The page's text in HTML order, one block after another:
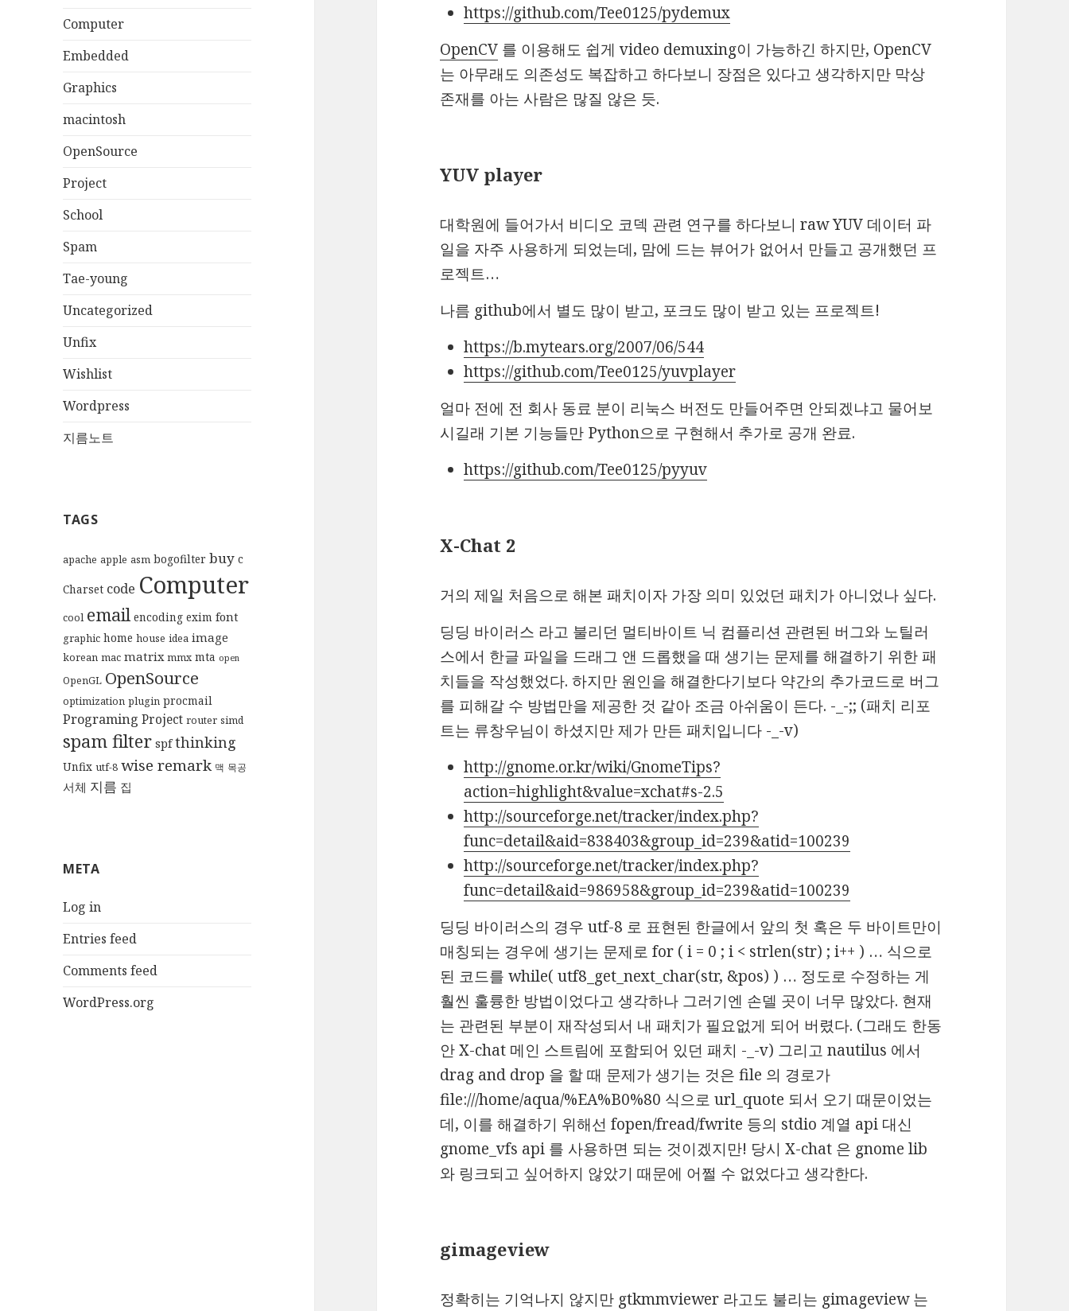
Computer
Embedded
Graphics
macintosh
OpenSource
Project
School
Spam
Tae-young
Uncategorized
Unfix
Wishlist
Wordpress
지름노트
TAGS
apache apple asm bogofilter buy c
Charset code Computer
cool email encoding exim font
graphic home house idea image
korean mac matrix mmx mta open
OpenGL OpenSource
optimization plugin procmail
Programing Project router simd
spam filter spf thinking
Unfix utf-8 wise remark 맥 목공
서체 지름 집
META
Log in
Entries feed
Comments feed
WordPress.org
https://github.com/Tee0125/pydemux
OpenCV 를 이용해도 쉽게 video demuxing이 가능하긴 하지만, OpenCV
는 아무래도 의존성도 복잡하고 하다보니 장점은 있다고 생각하지만 막상
존재를 아는 사람은 많질 않은 듯.
YUV player
대학원에 들어가서 비디오 코덱 관련 연구를 하다보니 raw YUV 데이터 파
일을 자주 사용하게 되었는데, 맘에 드는 뷰어가 없어서 만들고 공개했던 프
로젝트…
나름 github에서 별도 많이 받고, 포크도 많이 받고 있는 프로젝트!
https://b.mytears.org/2007/06/544
https://github.com/Tee0125/yuvplayer
얼마 전에 전 회사 동료 분이 리눅스 버전도 만들어주면 안되겠냐고 물어보
시길래 기본 기능들만 Python으로 구현해서 추가로 공개 완료.
https://github.com/Tee0125/pyyuv
X-Chat 2
거의 제일 처음으로 해본 패치이자 가장 의미 있었던 패치가 아니었나 싶다.
딩딩 바이러스 라고 불리던 멀티바이트 닉 컴플리션 관련된 버그와 노틸러
스에서 한글 파일을 드래그 앤 드롭했을 때 생기는 문제를 해결하기 위한 패
치들을 작성했었다. 하지만 원인을 해결한다기보다 약간의 추가코드로 버그
를 피해갈 수 방법만을 제공한 것 같아 조금 아쉬움이 든다. -_-;; (패치 리포
트는 류창우님이 하셨지만 제가 만든 패치입니다 -_-v)
http://gnome.or.kr/wiki/GnomeTips?
action=highlight&value=xchat#s-2.5
http://sourceforge.net/tracker/index.php?
func=detail&aid=838403&group_id=239&atid=100239
http://sourceforge.net/tracker/index.php?
func=detail&aid=986958&group_id=239&atid=100239
딩딩 바이러스의 경우 utf-8 로 표현된 한글에서 앞의 첫 혹은 두 바이트만이
매칭되는 경우에 생기는 문제로 for ( i = 0 ; i < strlen(str) ; i++ ) … 식으로
된 코드를 while( utf8_get_next_char(str, &pos) ) … 정도로 수정하는 게
훨씬 훌륭한 방법이었다고 생각하나 그러기엔 손델 곳이 너무 많았다. 현재
는 관련된 부분이 재작성되서 내 패치가 필요없게 되어 버렸다. (그래도 한동
안 X-chat 메인 스트림에 포함되어 있던 패치 -_-v) 그리고 nautilus 에서
drag and drop 을 할 때 문제가 생기는 것은 file 의 경로가
file:///home/aqua/%EA%B0%80 식으로 url_quote 되서 오기 때문이었는
데, 이를 해결하기 위해선 fopen/fread/fwrite 등의 stdio 계열 api 대신
gnome_vfs api 를 사용하면 되는 것이겠지만! 당시 X-chat 은 gnome lib
와 링크되고 싶어하지 않았기 때문에 어쩔 수 없었다고 생각한다.
gimageview
정확히는 기억나지 않지만 gtkmmviewer 라고도 불리는 gimageview 는